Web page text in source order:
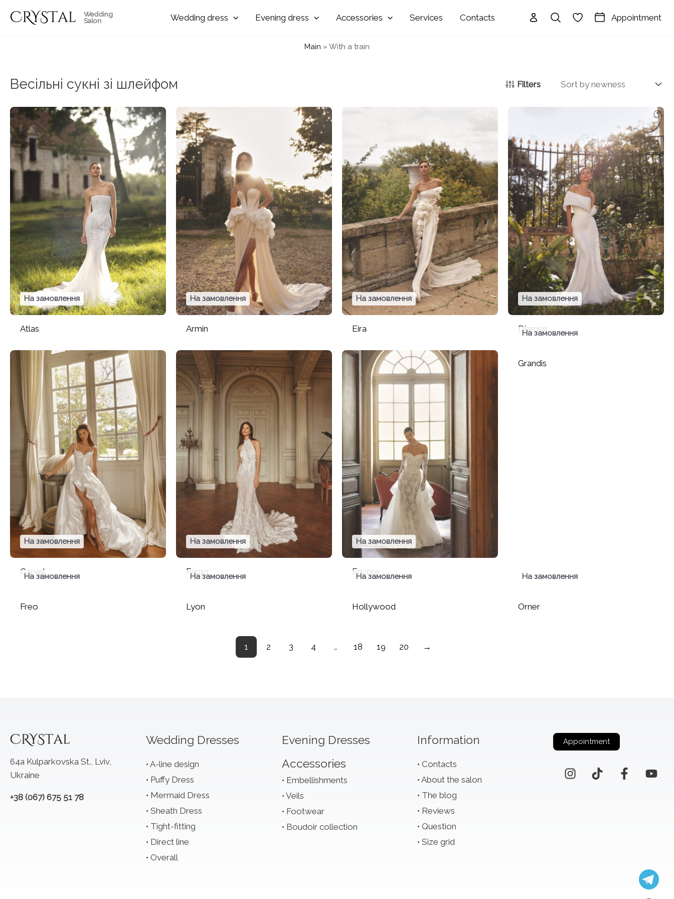
Wedding
Salon
Wedding Evening Accessories Services Contacts Appointment
Main » With a train
Весільні сукні зі шлейфом Filters
На замовлення
Atlas
На замовлення
Armin
На замовлення
Eira
На замовлення
Diamee
На замовлення
Carvel
На замовлення
Fargo
На замовлення
Encore
На замовлення
Grandis
На замовлення
Freo
На замовлення
Lyon
На замовлення
Hollywood
На замовлення
Orner
1 2 3 4 … 18 19 20 →
64a Kulparkovska St., Lviv,
Ukraine
+38 (067) 675 51 78
Wedding Dresses
A-line design
Puffy Dress
Mermaid Dress
Sheath Dress
Tight-fitting
Direct line
Overall
Evening Dresses
Accessories
Embellishments
Veils
Footwear
Boudoir collection
Information
Contacts
About the salon
The blog
Reviews
Question
Size grid
Appointment